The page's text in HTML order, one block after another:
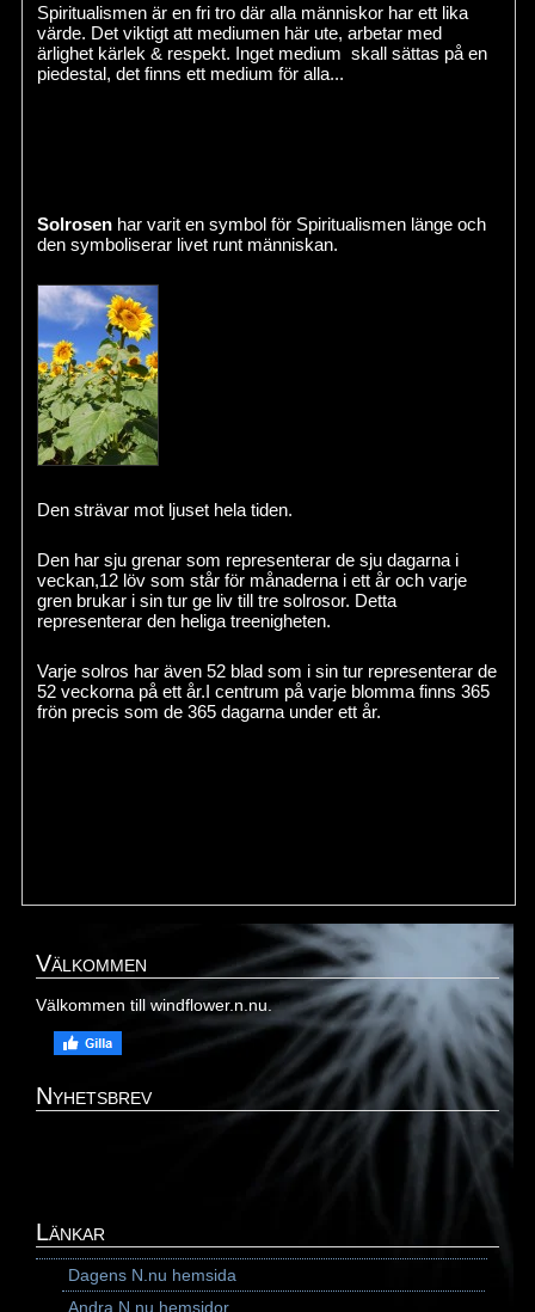
Spiritualismen är en fri tro där alla människor har ett lika
värde. Det viktigt att mediumen här ute, arbetar med
ärlighet kärlek & respekt. Inget medium skall sättas på en
piedestal, det finns ett medium för alla...
Solrosen har varit en symbol för Spiritualismen länge och
den symboliserar livet runt människan.
Den strävar mot ljuset hela tiden.
Den har sju grenar som representerar de sju dagarna i
veckan,12 löv som står för månaderna i ett år och varje
gren brukar i sin tur ge liv till tre solrosor. Detta
representerar den heliga treenigheten.
Varje solros har även 52 blad som i sin tur representerar de
52 veckorna på ett år.I centrum på varje blomma finns 365
frön precis som de 365 dagarna under ett år.
Välkommen
Välkommen till windflower.n.nu.
Nyhetsbrev
Länkar
Dagens N.nu hemsida
Andra N.nu hemsidor